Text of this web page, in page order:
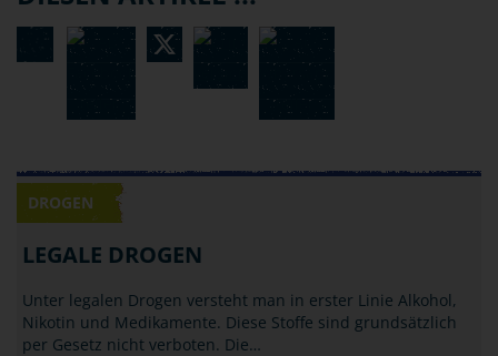
DROGEN
LEGALE DROGEN
Unter legalen Drogen versteht man in erster Linie Alkohol,
Nikotin und Medikamente. Diese Stoffe sind grundsätzlich
per Gesetz nicht verboten. Die…